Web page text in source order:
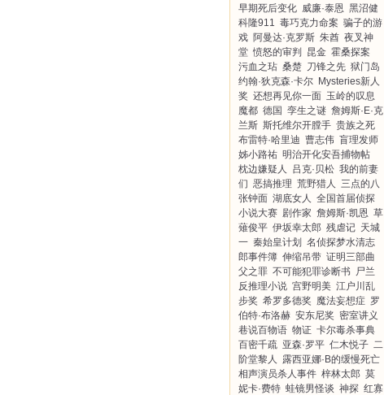
早期死后变化 威廉·泰恩 黑沼健
科隆911 毒巧克力命案 骗子的游
戏 阿曼达·克罗斯 朱酋 夜叉神
堂 愤怒的审判 昆金 霍桑探案
污血之玷 桑楚 刀锋之先 狱门岛
约翰·狄克森·卡尔 Mysteries新人
奖 还想再见你一面 玉岭的叹息
魔都 德国 孪生之谜 詹姆斯·E·克
兰斯 斯托维尔开膛手 贵族之死
布雷特·哈里迪 曹志伟 盲理发师
姊小路祐 明治开化安吾捕物帖
枕边嫌疑人
吕克·贝松 我的前妻
们 恶搞推理 荒野猎人 三点的八
张钟面 湖底女人 全国首届侦探
小说大赛 剧作家 詹姆斯·凯恩 草
薙俊平 伊坂幸太郎 残虐记 天城
一 秦始皇计划
名侦探梦水清志
郎事件簿 伸缩吊带 证明三部曲
父之罪 不可能犯罪诊断书 尸兰
反推理小说 宫野明美 江户川乱
步奖 希罗多德奖 魔法妄想症 罗
伯特·布洛赫 安东尼奖 密室讲义
巷说百物语 物证 卡尔毒杀事典
百密千疏 亚森·罗平 仁木悦子 二
阶堂黎人
露西亚娜·B的缓慢死亡
相声演员杀人事件 梓林太郎 莫
妮卡·费特 蛙镜男怪谈 神探 红寡